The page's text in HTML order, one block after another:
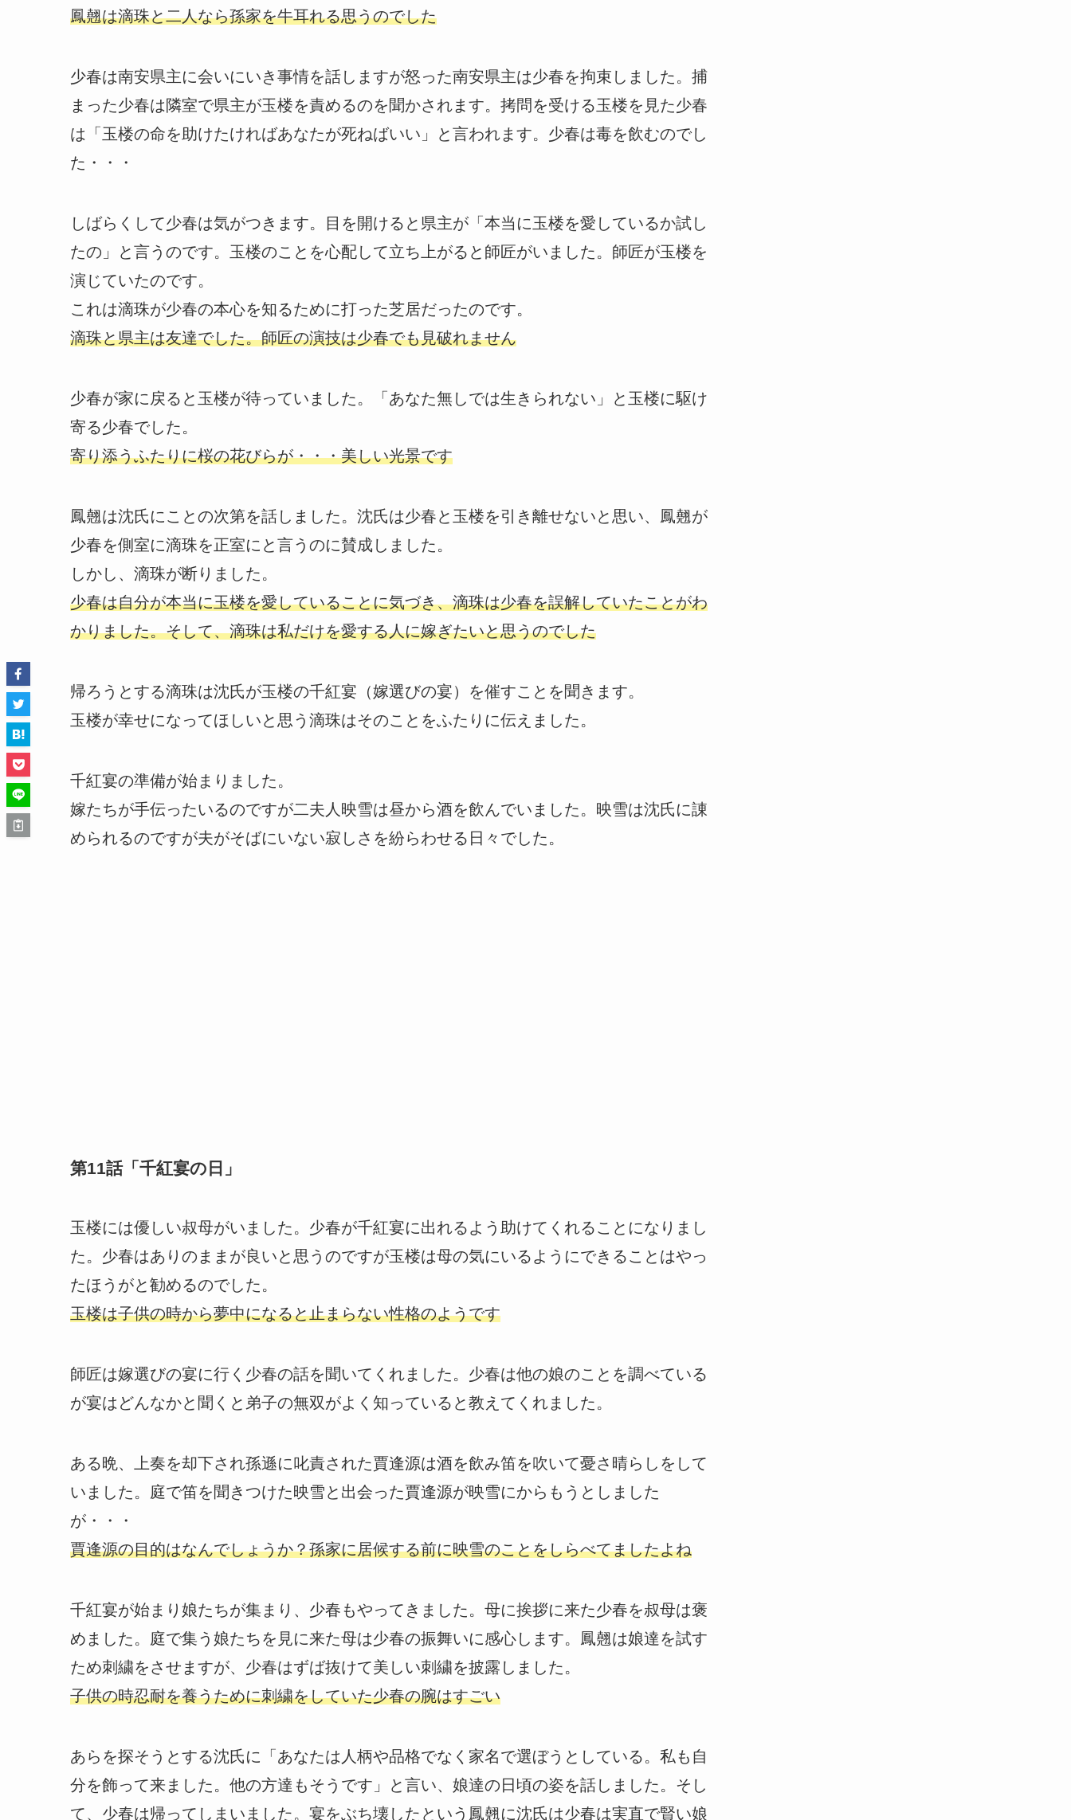
鳳翹は滴珠と二人なら孫家を牛耳れる思うのでした
少春は南安県主に会いにいき事情を話しますが怒った南安県主は少春を拘束しました。捕
まった少春は隣室で県主が玉楼を責めるのを聞かされます。拷問を受ける玉楼を見た少春
は「玉楼の命を助けたければあなたが死ねばいい」と言われます。少春は毒を飲むのでし
た・・・
しばらくして少春は気がつきます。目を開けると県主が「本当に玉楼を愛しているか試し
たの」と言うのです。玉楼のことを心配して立ち上がると師匠がいました。師匠が玉楼を
演じていたのです。
これは滴珠が少春の本心を知るために打った芝居だったのです。
滴珠と県主は友達でした。師匠の演技は少春でも見破れません
少春が家に戻ると玉楼が待っていました。「あなた無しでは生きられない」と玉楼に駆け
寄る少春でした。
寄り添うふたりに桜の花びらが・・・美しい光景です
鳳翹は沈氏にことの次第を話しました。沈氏は少春と玉楼を引き離せないと思い、鳳翹が
少春を側室に滴珠を正室にと言うのに賛成しました。
しかし、滴珠が断りました。
少春は自分が本当に玉楼を愛していることに気づき、滴珠は少春を誤解していたことがわ
かりました。そして、滴珠は私だけを愛する人に嫁ぎたいと思うのでした
帰ろうとする滴珠は沈氏が玉楼の千紅宴（嫁選びの宴）を催すことを聞きます。
玉楼が幸せになってほしいと思う滴珠はそのことをふたりに伝えました。
千紅宴の準備が始まりました。
嫁たちが手伝ったいるのですが二夫人映雪は昼から酒を飲んでいました。映雪は沈氏に諌
められるのですが夫がそばにいない寂しさを紛らわせる日々でした。
第11話「千紅宴の日」
玉楼には優しい叔母がいました。少春が千紅宴に出れるよう助けてくれることになりまし
た。少春はありのままが良いと思うのですが玉楼は母の気にいるようにできることはやっ
たほうがと勧めるのでした。
玉楼は子供の時から夢中になると止まらない性格のようです
師匠は嫁選びの宴に行く少春の話を聞いてくれました。少春は他の娘のことを調べている
が宴はどんなかと聞くと弟子の無双がよく知っていると教えてくれました。
ある晩、上奏を却下され孫遜に叱責された賈逢源は酒を飲み笛を吹いて憂さ晴らしをして
いました。庭で笛を聞きつけた映雪と出会った賈逢源が映雪にからもうとしました
が・・・
賈逢源の目的はなんでしょうか？孫家に居候する前に映雪のことをしらべてましたよね
千紅宴が始まり娘たちが集まり、少春もやってきました。母に挨拶に来た少春を叔母は褒
めました。庭で集う娘たちを見に来た母は少春の振舞いに感心します。鳳翹は娘達を試す
ため刺繍をさせますが、少春はずば抜けて美しい刺繍を披露しました。
子供の時忍耐を養うために刺繍をしていた少春の腕はすごい
あらを探そうとする沈氏に「あなたは人柄や品格でなく家名で選ぼうとしている。私も自
分を飾って来ました。他の方達もそうです」と言い、娘達の日頃の姿を話しました。そし
て、少春は帰ってしまいました。宴をぶち壊したという鳳翹に沈氏は少春は実直で賢い娘